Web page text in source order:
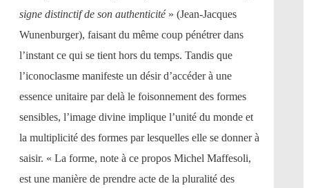
signe distinctif de son authenticité» (Jean-Jacques
Wunenburger), faisant du même coup pénétrer dans
l’instant ce qui se tient hors du temps. Tandis que
l’iconoclasme manifeste un désir d’accéder à une
essence unitaire par delà le foisonnement des formes
sensibles, l’image divine implique l’unité du monde et
la multiplicité des formes par lesquelles elle se donner à
saisir. « La forme, note à ce propos Michel Maffesoli,
est une manière de prendre acte de la pluralité des